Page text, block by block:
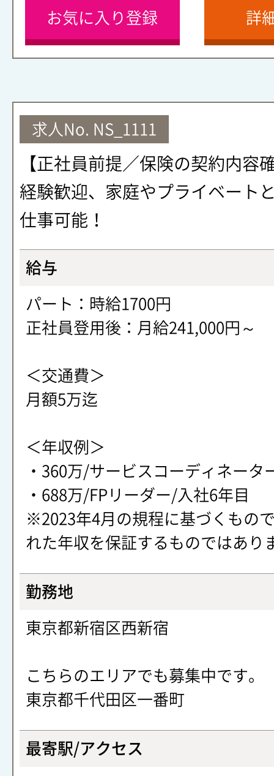
お気に入り登録 詳
求人No. NS_1111
【正社員前提／保険の契約内容
経験歓迎、家庭やプライベート
仕事可能！
給与
パート：時給1700円
正社員登用後：月給241,000円～
＜交通費＞
月額5万迄
＜年収例＞
・360万/サービスコーディネータ
・688万/FPリーダー/入社6年目
※2023年4月の規程に基づくもの
れた年収を保証するものではあり
勤務地
東京都新宿区西新宿
こちらのエリアでも募集中です。
東京都千代田区一番町
最寄駅/アクセス